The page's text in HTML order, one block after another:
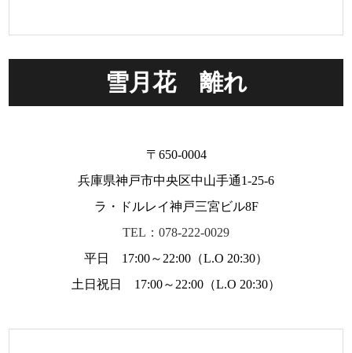
雪月花 離れ
〒650-0004
兵庫県神戸市中央区中山手通1-25-6
ラ・ドルレイ神戸三宮ビル8F
TEL：078-222-0029
平日 17:00～22:00（L.O 20:30）
土日祝日 17:00～22:00（L.O 20:30）